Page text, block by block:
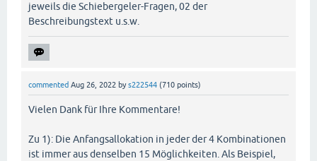
jeweils die Schiebergeler-Fragen, 02 der
Beschreibungstext u.s.w.
commented Aug 26, 2022 bys222544 (710 points)
Vielen Dank für Ihre Kommentare!
Zu 1): Die Anfangsallokation in jeder der 4 Kombinationen
ist immer aus denselben 15 Möglichkeiten. Als Beispiel,